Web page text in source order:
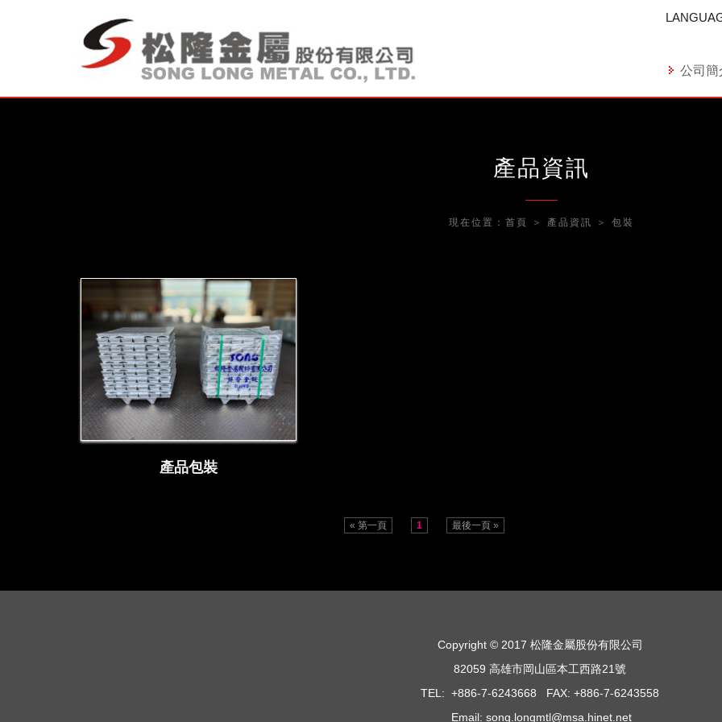
公司簡
產品資訊
現在位置： 首頁 ＞ 產品資訊 ＞ 包裝
產品包裝
« 第一頁 1 最後一頁 »
Copyright © 2017 松隆金屬股份有限公司
82059 高雄市岡山區本工西路21號
TEL: +886-7-6243668 FAX: +886-7-6243558
Email: song.longmtl@msa.hinet.net